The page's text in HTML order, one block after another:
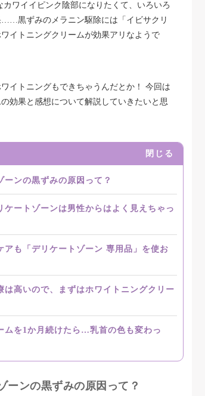
カワイイピンク陰部になりたくて、いろいろ
……黒ずみのメラニン駆除には「イビサクリ
イトニングクリームが効果アリなようで
イトニングもできちゃうんだとか！ 今回は
効果と感想について解説していきたいと思
閉じる
ーンの黒ずみの原因って？
ケートゾーンは男性からはよく見えちゃっ
アも「デリケートゾーン 専用品」を使お
は高いので、まずはホワイトニングクリー
ムを1か月続けたら…乳首の色も変わっ
ーンの黒ずみの原因って？